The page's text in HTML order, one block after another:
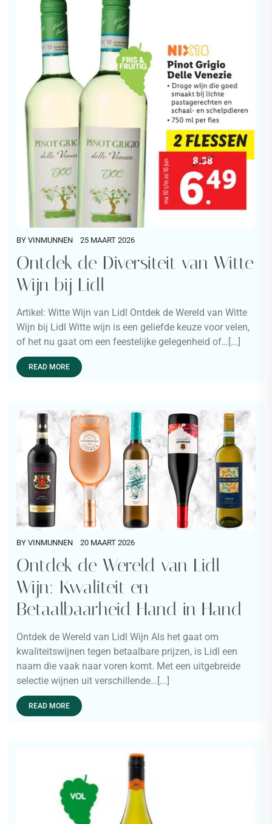
BY VINMUNNEN 25 MAART 2026
Ontdek de Diversiteit van Witte
Wijn bij Lidl
Artikel: Witte Wijn van Lidl Ontdek de Wereld van Witte
Wijn bij Lidl Witte wijn is een geliefde keuze voor velen,
of het nu gaat om een feestelijke gelegenheid of…[...]
READ MORE
BY VINMUNNEN 20 MAART 2026
Ontdek de Wereld van Lidl
Wijn: Kwaliteit en
Betaalbaarheid Hand in Hand
Ontdek de Wereld van Lidl Wijn Als het gaat om
kwaliteitswijnen tegen betaalbare prijzen, is Lidl een
naam die vaak naar voren komt. Met een uitgebreide
selectie wijnen uit verschillende…[...]
READ MORE